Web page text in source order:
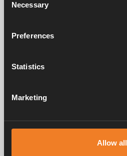
Selection
Necessary
Preferences
Statistics
Marketing
Allow all
Alde Compact
3030/3030 Plus